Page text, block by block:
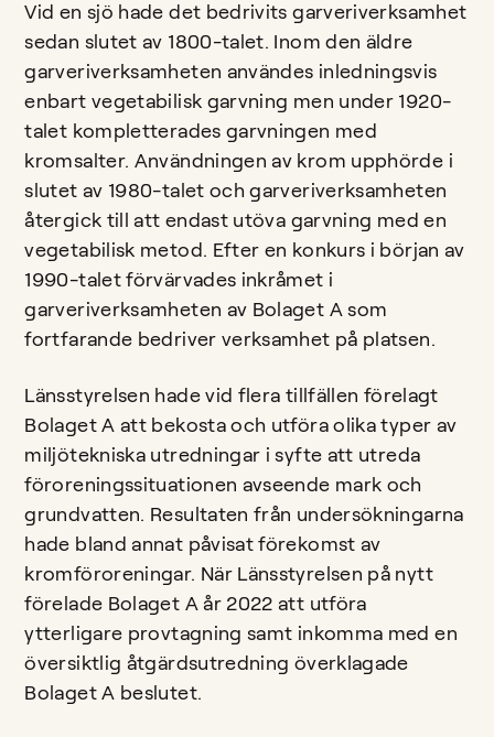
Vid en sjö hade det bedrivits garveriverksamhet
sedan slutet av 1800-talet. Inom den äldre
garveriverksamheten användes inledningsvis
enbart vegetabilisk garvning men under 1920-
talet kompletterades garvningen med
kromsalter. Användningen av krom upphörde i
slutet av 1980-talet och garveriverksamheten
återgick till att endast utöva garvning med en
vegetabilisk metod. Efter en konkurs i början av
1990-talet förvärvades inkråmet i
garveriverksamheten av Bolaget A som
fortfarande bedriver verksamhet på platsen.
Länsstyrelsen hade vid flera tillfällen förelagt
Bolaget A att bekosta och utföra olika typer av
miljötekniska utredningar i syfte att utreda
föroreningssituationen avseende mark och
grundvatten. Resultaten från undersökningarna
hade bland annat påvisat förekomst av
kromföroreningar. När Länsstyrelsen på nytt
förelade Bolaget A år 2022 att utföra
ytterligare provtagning samt inkomma med en
översiktlig åtgärdsutredning överklagade
Bolaget A beslutet.